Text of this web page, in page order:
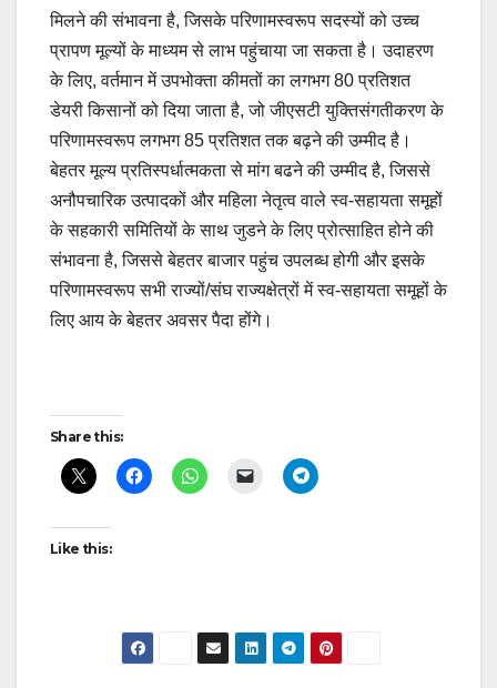
मिलने की संभावना है, जिसके परिणामस्वरूप सदस्यों को उच्च
प्रापण मूल्यों के माध्यम से लाभ पहुंचाया जा सकता है। उदाहरण
के लिए, वर्तमान में उपभोक्ता कीमतों का लगभग 80 प्रतिशत
डेयरी किसानों को दिया जाता है, जो जीएसटी युक्तिसंगतीकरण के
परिणामस्वरूप लगभग 85 प्रतिशत तक बढ़ने की उम्मीद है।
बेहतर मूल्य प्रतिस्पर्धात्मकता से मांग बढने की उम्मीद है, जिससे
अनौपचारिक उत्पादकों और महिला नेतृत्व वाले स्व-सहायता समूहों
के सहकारी समितियों के साथ जुडने के लिए प्रोत्साहित होने की
संभावना है, जिससे बेहतर बाजार पहुंच उपलब्ध होगी और इसके
परिणामस्वरूप सभी राज्यों/संघ राज्यक्षेत्रों में स्व-सहायता समूहों के
लिए आय के बेहतर अवसर पैदा होंगे।
Post
navigation
Share this:
Like this: